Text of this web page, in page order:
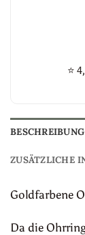
⭐
BESCHREIBUNG
ZUSÄTZLICHE
Goldfarbene
Da die